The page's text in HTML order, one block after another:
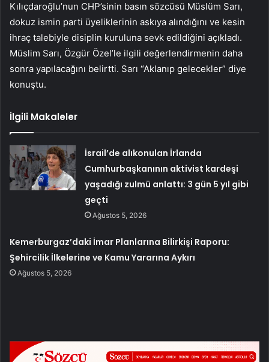
Kılıçdaroğlu’nun CHP’sinin basın sözcüsü Müslüm Sarı,
dokuz ismin parti üyeliklerinin askıya alındığını ve kesin
ihraç talebiyle disiplin kuruluna sevk edildiğini açıkladı.
Müslim Sarı, Özgür Özel’le ilgili değerlendirmenin daha
sonra yapılacağını belirtti. Sarı “Aklanıp gelecekler” diye
konuştu.
İlgili Makaleler
İsrail’de alıkonulan İrlanda
Cumhurbaşkanının aktivist kardeşi
yaşadığı zulmü anlattı: 3 gün 5 yıl gibi
geçti
Ağustos 5, 2026
Kemerburgaz’daki İmar Planlarına Bilirkişi Raporu:
Şehircilik İlkelerine ve Kamu Yararına Aykırı
Ağustos 5, 2026